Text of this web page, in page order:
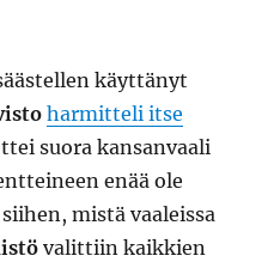
käyttänyt
harmitteli itse
suora kansanvaali
enää ole
mistä vaaleissa
valittiin kaikkien